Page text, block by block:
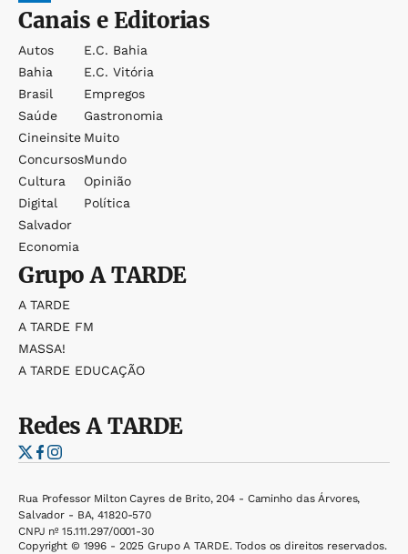
Canais e Editorias
Autos
Bahia
Brasil
Saúde
Cineinsite
Concursos
Cultura
Digital
Salvador
Economia
E.c. Bahia
E.c. Vitória
Empregos
Gastronomia
Muito
Mundo
Opinião
Política
GrupoA TARDE
A TARDE
A TARDE FM
MASSA!
A TARDE EDUCAÇÃO
RedesA TARDE
Rua Professor Milton Cayres de Brito, 204 - Caminho das Árvores,
Salvador - BA, 41820-570
CNPJ nº 15.111.297/0001-30
Copyright © 1996 - 2025 Grupo A TARDE. Todos os direitos reservados.